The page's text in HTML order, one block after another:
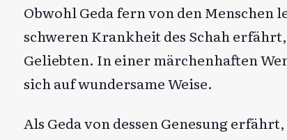
Obwohl Geda fern von den Menschen
schweren Krankheit des Schah
Geliebten. In einer märchenhaften
sich auf wundersame Weise.
Als Geda von dessen Genesung